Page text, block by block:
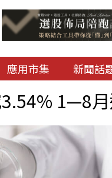
應用市集 新聞話
1—8